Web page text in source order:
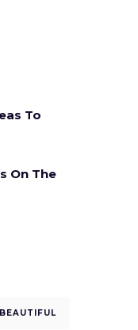
To
On The
BEAUTIFUL